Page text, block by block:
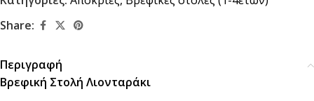
Share:
Περιγραφή
Βρεφική Στολή Λιονταράκι